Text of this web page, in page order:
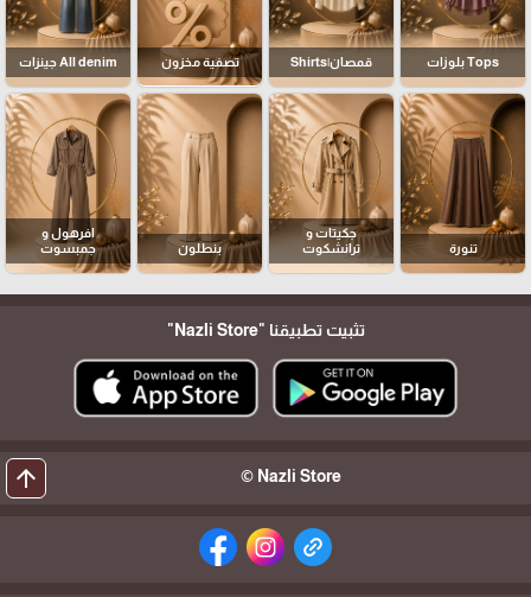
Tops بلوزات قمصان|Shirts تصفية مخزون All denim جينزات
تنورة
جكيتات و
ترانشكوت
بنطلون
افرهول و
جمبسوت
تثبيت تطبيقنا "Nazli Store"
Nazli Store ©
arrow_upward